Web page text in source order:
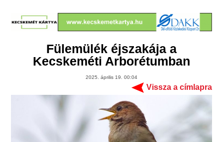
Fülemülék éjszakája a
Kecskeméti Arborétumban
2025. április 19. 00:04
Vissza a címlapra